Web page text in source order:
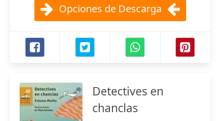
Opciones de Descarga
Detectives en
chanclas